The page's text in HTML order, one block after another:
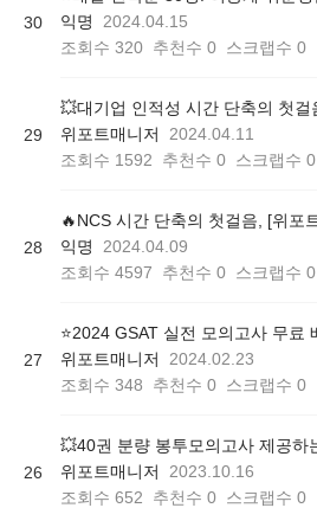
30
익명
2024.04.15
조회수 320 추천수 0 스크랩수 0
29
위포트매니저
2024.04.11
조회수 1592 추천수 0 스크랩수 0
28
익명
2024.04.09
조회수 4597 추천수 0 스크랩수 0
27
위포트매니저
2024.02.23
조회수 348 추천수 0 스크랩수 0
26
위포트매니저
2023.10.16
조회수 652 추천수 0 스크랩수 0